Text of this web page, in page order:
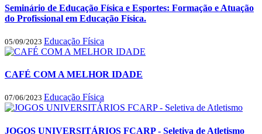
Seminário de Educação Física e Esportes: Formação e Atuação
do Profissional em Educação Física.
05/09/2023 Educação Física
CAFÉ COM A MELHOR IDADE
07/06/2023 Educação Física
JOGOS UNIVERSITÁRIOS FCARP - Seletiva de Atletismo